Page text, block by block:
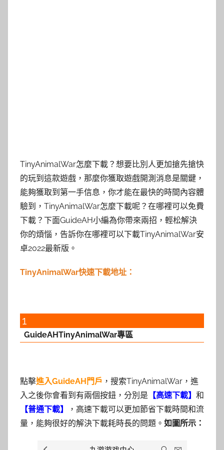
TinyAnimalWar怎麼下載？想要比別人更加搶先搶快
的玩到這款遊戲，那麼你獲取遊戲開測消息是關鍵，
能夠獲取到第一手信息，你才能在最快的時間內容體
驗到，TinyAnimalWar怎麼下載呢？在哪裡可以免費
下載？下面GuideAH小編為你帶來兩招，輕松解決
你的煩惱，告訴你在哪裡可以下載TinyAnimalWar安
卓2022最新版。
TinyAnimalWar快速下載地址：
1
GuideAHTinyAnimalWar專區
點擊進入GuideAH門戶 ，搜索TinyAnimalWar，進
入之後你會看到有兩個按鈕，分別是 【高速下載】 和
【普通下載】
，高速下載可以更加節省下載時間和流
量，能夠很好的解決下載耗時長的問題。 如圖所示：